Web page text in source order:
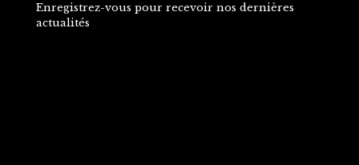
Enregistrez-vous pour recevoir nos dernières
actualités